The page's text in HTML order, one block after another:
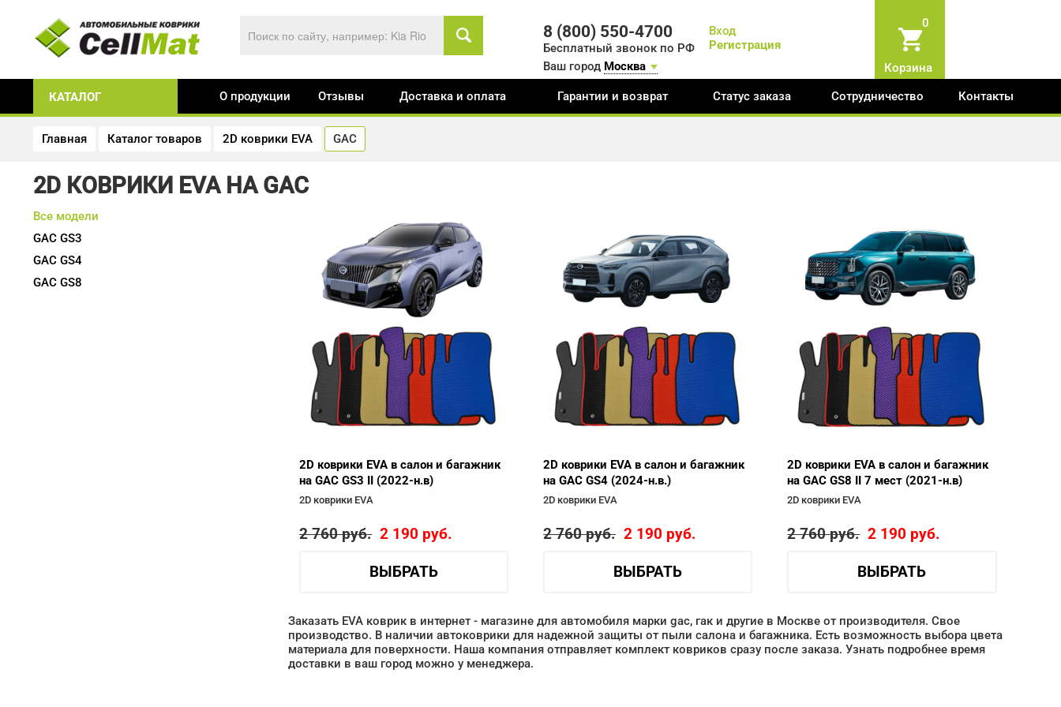
8 (800) 550-4700
Бесплатный звонок по РФ
Вход
Регистрация
0
Корзина
Ваш город Москва
КАТАЛОГ О продукции Отзывы Доставка и оплата Гарантии и возврат Статус заказа Сотрудничество Контакты
Главная Каталог товаров 2D коврики EVA GAC
2D КОВРИКИ EVA НА GAC
Все модели
GAC GS3
GAC GS4
GAC GS8
2D коврики EVA в салон и багажник
на GAC GS3 II (2022-н.в)
2D коврики EVA
2 760руб. 2 190 руб.
ВЫБРАТЬ
2D коврики EVA в салон и багажник
на GAC GS4 (2024-н.в.)
2D коврики EVA
2 760руб. 2 190 руб.
ВЫБРАТЬ
2D коврики EVA в салон и багажник
на GAC GS8 II 7 мест (2021-н.в)
2D коврики EVA
2 760руб. 2 190 руб.
ВЫБРАТЬ
Заказать EVA коврик в интернет - магазине для автомобиля марки gac, гак и другие в Москве от производителя. Свое
производство. В наличии автоковрики для надежной защиты от пыли салона и багажника. Есть возможность выбора цвета
материала для поверхности. Наша компания отправляет комплект ковриков сразу после заказа. Узнать подробнее время
доставки в ваш город можно у менеджера.